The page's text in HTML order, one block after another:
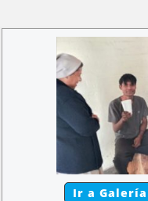
Ir a Galería